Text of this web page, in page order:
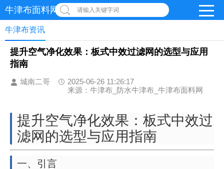
牛津布面料网 请输入关键字词
牛津布资讯
提升空气净化效果：板式中效过滤网的选型与应用
指南
城南二哥
2025-06-26 11:26:17
来源：牛津布_防水牛津布_牛津布面料网
提升空气净化效果：板式中效过
滤网的选型与应用指南
一、引言